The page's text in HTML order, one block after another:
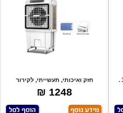
תעשייתי עם מיכל 90 ליטר 320W .
חזק ואיכותי, תעשייתי, לקירור
מקומות סגור
1248 ₪